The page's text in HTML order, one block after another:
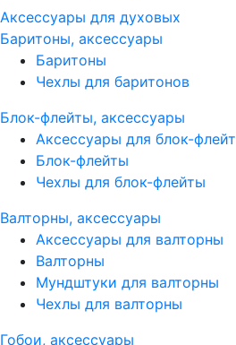
Аксессуары для духовых
Баритоны, аксессуары
Баритоны
Чехлы для баритонов
Блок-флейты, аксессуары
Аксессуары для блок-флейт
Блок-флейты
Чехлы для блок-флейты
Валторны, аксессуары
Аксессуары для валторны
Валторны
Мундштуки для валторны
Чехлы для валторны
Гобои, аксессуары